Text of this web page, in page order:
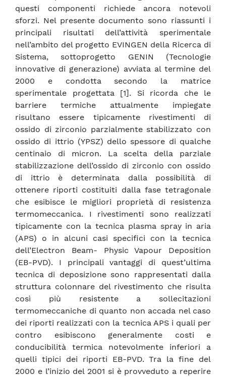
questi componenti richiede ancora notevoli
sforzi. Nel presente documento sono riassunti i
principali risultati dell’attività sperimentale
nell’ambito del progetto EVINGEN della Ricerca di
Sistema, sottoprogetto GENIN (Tecnologie
innovative di generazione) avviata al termine del
2000 e condotta secondo la matrice
sperimentale progettata [1]. Si ricorda che le
barriere termiche attualmente impiegate
risultano essere tipicamente rivestimenti di
ossido di zirconio parzialmente stabilizzato con
ossido di ittrio (YPSZ) dello spessore di qualche
centinaio di micron. La scelta della parziale
stabilizzazione dell’ossido di zirconio con ossido
di ittrio è determinata dalla possibilità di
ottenere riporti costituiti dalla fase tetragonale
che esibisce le migliori proprietà di resistenza
termomeccanica. I rivestimenti sono realizzati
tipicamente con la tecnica plasma spray in aria
(APS) o in alcuni casi specifici con la tecnica
dell’Electron Beam- Physic Vapour Deposition
(EB-PVD). I principali vantaggi di quest’ultima
tecnica di deposizione sono rappresentati dalla
struttura colonnare del rivestimento che risulta
così più resistente a sollecitazioni
termomeccaniche di quanto non accada nel caso
dei riporti realizzati con la tecnica APS i quali per
contro esibiscono generalmente costi e
conducibilità termica notevolmente inferiori a
quelli tipici dei riporti EB-PVD. Tra la fine del
2000 e l’inizio del 2001 si è provveduto a reperire